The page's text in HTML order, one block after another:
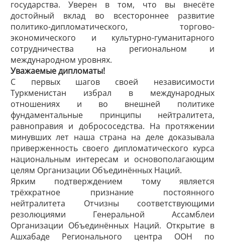
государства. Уверен в том, что вы внесёте
достойный вклад во всестороннее развитие
политико-дипломатического, торгово-
экономического и культурно-гуманитарного
сотрудничества на региональном и
международном уровнях.
Уважаемые дипломаты!
С первых шагов своей независимости
Туркменистан избрал в международных
отношениях и во внешней политике
фундаментальные принципы нейтралитета,
равноправия и добрососедства. На протяжении
минувших лет наша страна на деле доказывала
приверженность своего дипломатического курса
национальным интересам и основополагающим
целям Организации Объединённых Наций.
Ярким подтверждением тому является
трёхкратное признание постоянного
нейтралитета Отчизны соответствующими
резолюция­ми Генеральной Ассамблеи
Организации Объединённых Наций. Открытие в
Ашхабаде Регионального центра ООН по